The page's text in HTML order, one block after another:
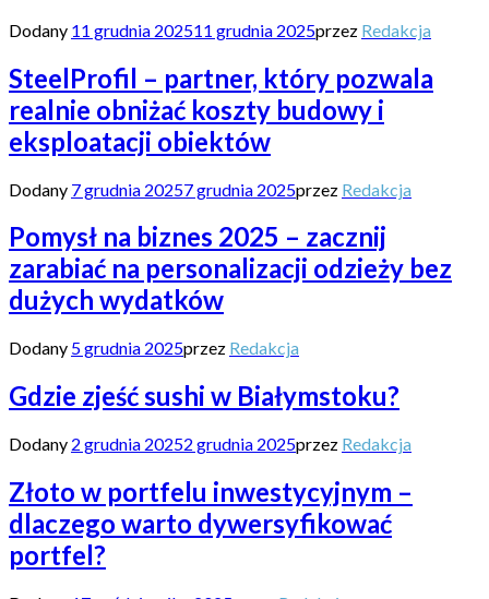
Dodany 11 grudnia 202511 grudnia 2025przez Redakcja
SteelProfil – partner, który pozwala
realnie obniżać koszty budowy i
eksploatacji obiektów
Dodany 7 grudnia 20257 grudnia 2025przez Redakcja
Pomysł na biznes 2025 – zacznij
zarabiać na personalizacji odzieży bez
dużych wydatków
Dodany 5 grudnia 2025przez Redakcja
Gdzie zjeść sushi w Białymstoku?
Dodany 2 grudnia 20252 grudnia 2025przez Redakcja
Złoto w portfelu inwestycyjnym –
dlaczego warto dywersyfikować
portfel?